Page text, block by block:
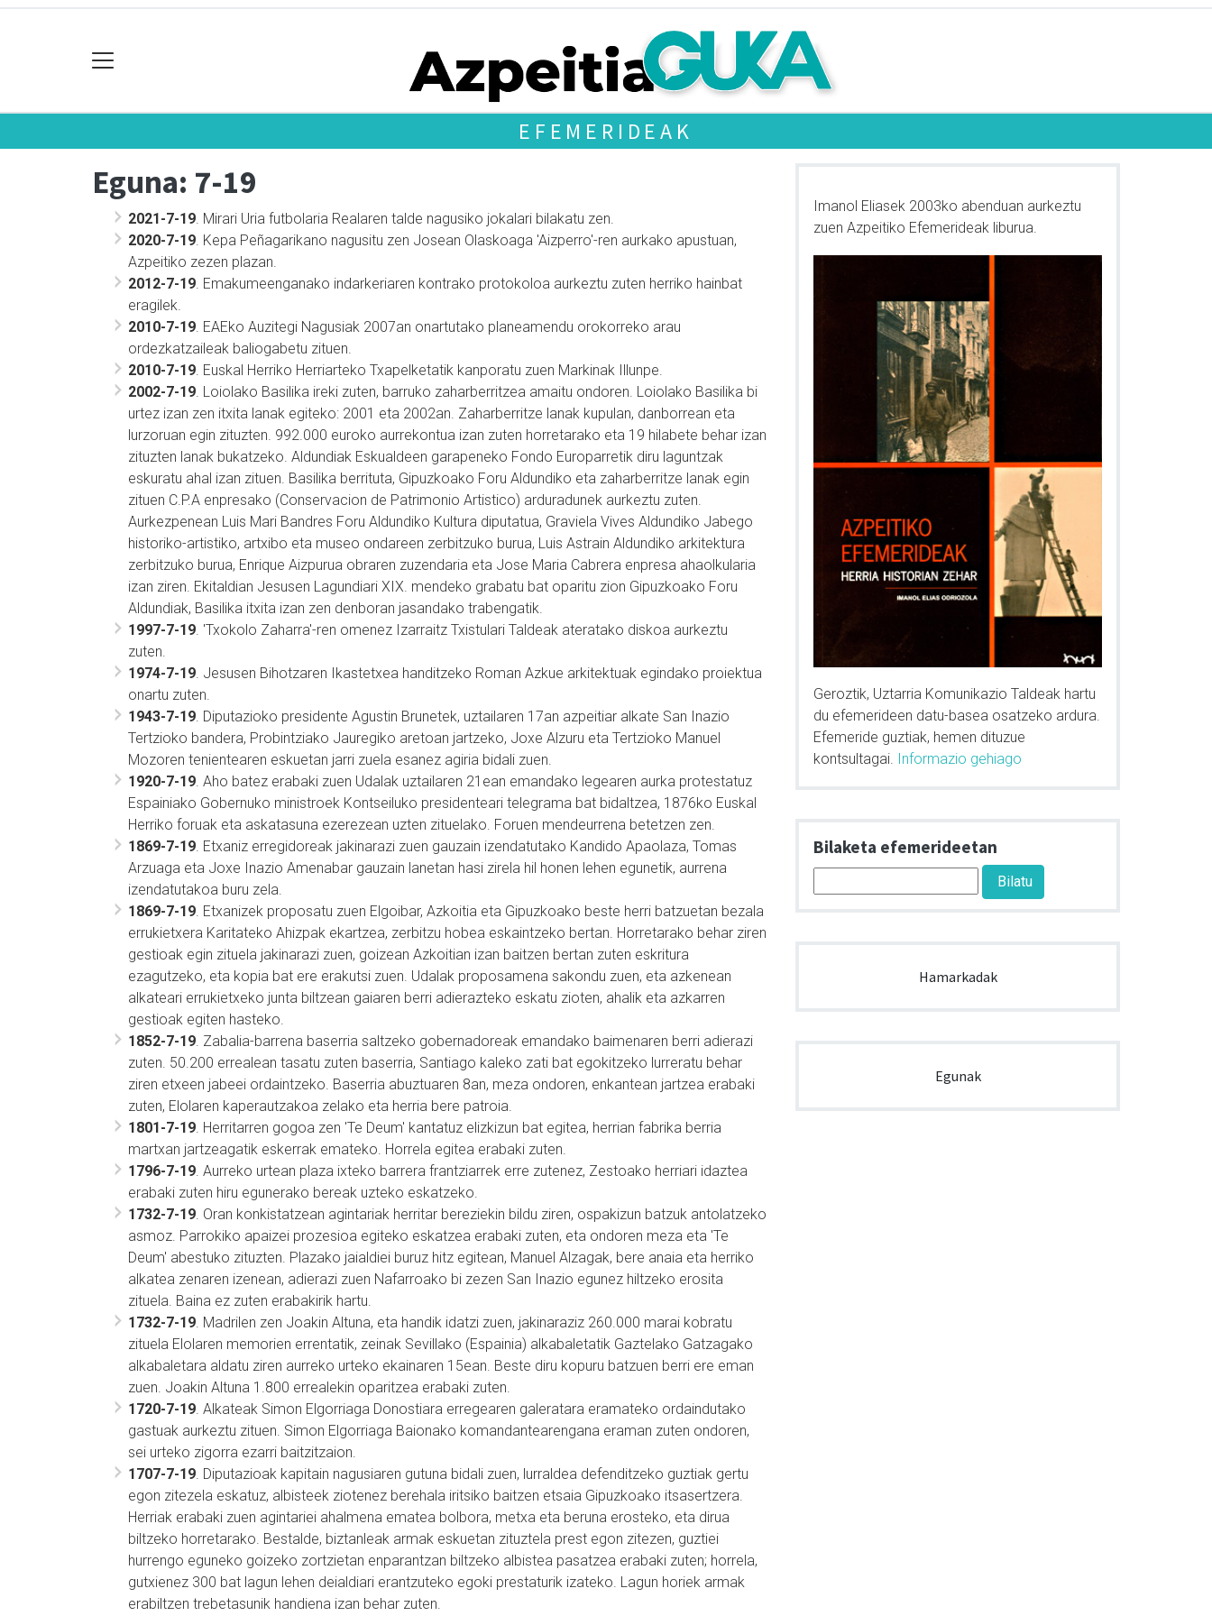
EFEMERIDEAK
Eguna: 7-19
2021-7-19. Mirari Uria futbolaria Realaren talde nagusiko jokalari bilakatu zen.
2020-7-19. Kepa Peñagarikano nagusitu zen Josean Olaskoaga 'Aizperro'-ren aurkako apustuan,
Azpeitiko zezen plazan.
2012-7-19. Emakumeenganako indarkeriaren kontrako protokoloa aurkeztu zuten herriko hainbat
eragilek.
2010-7-19. EAEko Auzitegi Nagusiak 2007an onartutako planeamendu orokorreko arau
ordezkatzaileak baliogabetu zituen.
2010-7-19. Euskal Herriko Herriarteko Txapelketatik kanporatu zuen Markinak Illunpe.
2002-7-19. Loiolako Basilika ireki zuten, barruko zaharberritzea amaitu ondoren. Loiolako Basilika bi
urtez izan zen itxita lanak egiteko: 2001 eta 2002an. Zaharberritze lanak kupulan, danborrean eta
lurzoruan egin zituzten. 992.000 euroko aurrekontua izan zuten horretarako eta 19 hilabete behar izan
zituzten lanak bukatzeko. Aldundiak Eskualdeen garapeneko Fondo Europarretik diru laguntzak
eskuratu ahal izan zituen. Basilika berrituta, Gipuzkoako Foru Aldundiko eta zaharberritze lanak egin
zituen C.P.A enpresako (Conservacion de Patrimonio Artistico) arduradunek aurkeztu zuten.
Aurkezpenean Luis Mari Bandres Foru Aldundiko Kultura diputatua, Graviela Vives Aldundiko Jabego
historiko-artistiko, artxibo eta museo ondareen zerbitzuko burua, Luis Astrain Aldundiko arkitektura
zerbitzuko burua, Enrique Aizpurua obraren zuzendaria eta Jose Maria Cabrera enpresa ahaolkularia
izan ziren. Ekitaldian Jesusen Lagundiari XIX. mendeko grabatu bat oparitu zion Gipuzkoako Foru
Aldundiak, Basilika itxita izan zen denboran jasandako trabengatik.
1997-7-19. 'Txokolo Zaharra'-ren omenez Izarraitz Txistulari Taldeak ateratako diskoa aurkeztu
zuten.
1974-7-19. Jesusen Bihotzaren Ikastetxea handitzeko Roman Azkue arkitektuak egindako proiektua
onartu zuten.
1943-7-19. Diputazioko presidente Agustin Brunetek, uztailaren 17an azpeitiar alkate San Inazio
Tertzioko bandera, Probintziako Jauregiko aretoan jartzeko, Joxe Alzuru eta Tertzioko Manuel
Mozoren tenientearen eskuetan jarri zuela esanez agiria bidali zuen.
1920-7-19. Aho batez erabaki zuen Udalak uztailaren 21ean emandako legearen aurka protestatuz
Espainiako Gobernuko ministroek Kontseiluko presidenteari telegrama bat bidaltzea, 1876ko Euskal
Herriko foruak eta askatasuna ezerezean uzten zituelako. Foruen mendeurrena betetzen zen.
1869-7-19. Etxaniz erregidoreak jakinarazi zuen gauzain izendatutako Kandido Apaolaza, Tomas
Arzuaga eta Joxe Inazio Amenabar gauzain lanetan hasi zirela hil honen lehen egunetik, aurrena
izendatutakoa buru zela.
1869-7-19. Etxanizek proposatu zuen Elgoibar, Azkoitia eta Gipuzkoako beste herri batzuetan bezala
errukietxera Karitateko Ahizpak ekartzea, zerbitzu hobea eskaintzeko bertan. Horretarako behar ziren
gestioak egin zituela jakinarazi zuen, goizean Azkoitian izan baitzen bertan zuten eskritura
ezagutzeko, eta kopia bat ere erakutsi zuen. Udalak proposamena sakondu zuen, eta azkenean
alkateari errukietxeko junta biltzean gaiaren berri adierazteko eskatu zioten, ahalik eta azkarren
gestioak egiten hasteko.
1852-7-19. Zabalia-barrena baserria saltzeko gobernadoreak emandako baimenaren berri adierazi
zuten. 50.200 errealean tasatu zuten baserria, Santiago kaleko zati bat egokitzeko lurreratu behar
ziren etxeen jabeei ordaintzeko. Baserria abuztuaren 8an, meza ondoren, enkantean jartzea erabaki
zuten, Elolaren kaperautzakoa zelako eta herria bere patroia.
1801-7-19. Herritarren gogoa zen 'Te Deum' kantatuz elizkizun bat egitea, herrian fabrika berria
martxan jartzeagatik eskerrak emateko. Horrela egitea erabaki zuten.
1796-7-19. Aurreko urtean plaza ixteko barrera frantziarrek erre zutenez, Zestoako herriari idaztea
erabaki zuten hiru egunerako bereak uzteko eskatzeko.
1732-7-19. Oran konkistatzean agintariak herritar bereziekin bildu ziren, ospakizun batzuk antolatzeko
asmoz. Parrokiko apaizei prozesioa egiteko eskatzea erabaki zuten, eta ondoren meza eta 'Te
Deum' abestuko zituzten. Plazako jaialdiei buruz hitz egitean, Manuel Alzagak, bere anaia eta herriko
alkatea zenaren izenean, adierazi zuen Nafarroako bi zezen San Inazio egunez hiltzeko erosita
zituela. Baina ez zuten erabakirik hartu.
1732-7-19. Madrilen zen Joakin Altuna, eta handik idatzi zuen, jakinaraziz 260.000 marai kobratu
zituela Elolaren memorien errentatik, zeinak Sevillako (Espainia) alkabaletatik Gaztelako Gatzagako
alkabaletara aldatu ziren aurreko urteko ekainaren 15ean. Beste diru kopuru batzuen berri ere eman
zuen. Joakin Altuna 1.800 errealekin oparitzea erabaki zuten.
1720-7-19. Alkateak Simon Elgorriaga Donostiara erregearen galeratara eramateko ordaindutako
gastuak aurkeztu zituen. Simon Elgorriaga Baionako komandantearengana eraman zuten ondoren,
sei urteko zigorra ezarri baitzitzaion.
1707-7-19. Diputazioak kapitain nagusiaren gutuna bidali zuen, lurraldea defenditzeko guztiak gertu
egon zitezela eskatuz, albisteek ziotenez berehala iritsiko baitzen etsaia Gipuzkoako itsasertzera.
Herriak erabaki zuen agintariei ahalmena ematea bolbora, metxa eta beruna erosteko, eta dirua
biltzeko horretarako. Bestalde, biztanleak armak eskuetan zituztela prest egon zitezen, guztiei
hurrengo eguneko goizeko zortzietan enparantzan biltzeko albistea pasatzea erabaki zuten; horrela,
gutxienez 300 bat lagun lehen deialdiari erantzuteko egoki prestaturik izateko. Lagun horiek armak
erabiltzen trebetasunik handiena izan behar zuten.
Imanol Eliasek 2003ko abenduan aurkeztu
zuen Azpeitiko Efemerideak liburua.
Geroztik, Uztarria Komunikazio Taldeak hartu
du efemerideen datu-basea osatzeko ardura.
Efemeride guztiak, hemen dituzue
kontsultagai. Informazio gehiago
Bilaketa efemerideetan
Hamarkadak
Egunak